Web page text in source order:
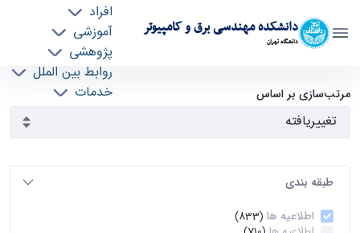
دانشکده مهندسی برق و کامپیوتر
دانشگاه تهران
افراد
آموزشی
پژوهشی
روابط بین الملل
خدمات
آرشیو اطلاعیه ها - ece- دانشکده مهندسی برق و
کامپیوتر
مرتب‌سازی بر اساس
طبقه بندی
اطلاعیه ها (833)